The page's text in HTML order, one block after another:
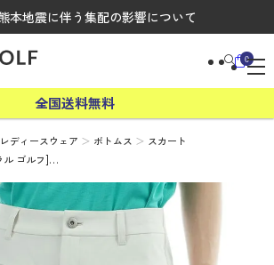
本地震に伴う集配の影響について
0
全国送料無料
レディースウェア ボトムス
スカート
ル ゴルフ]…